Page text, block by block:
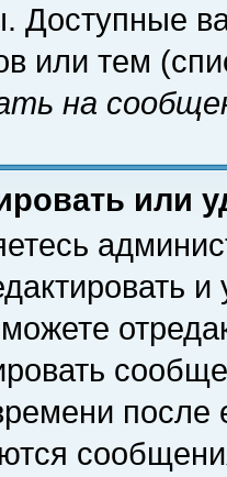
Доступные
или тем
на
или
и